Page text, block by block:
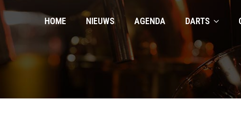
HOME NIEUWS AGENDA DARTS